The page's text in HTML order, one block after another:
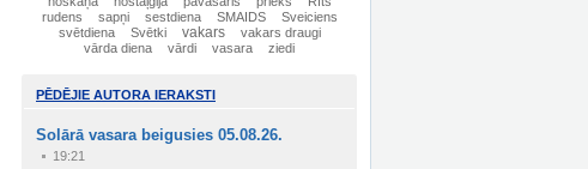
rudens
sapņi sestdiena SMAIDS
Sveiciens
svētdiena
Svētki vakars
vakars draugi
vārda diena
vārdi vasara ziedi
PĒDĒJIE AUTORA IERAKSTI
Solārā vasara beigusies 05.08.26.
19:21